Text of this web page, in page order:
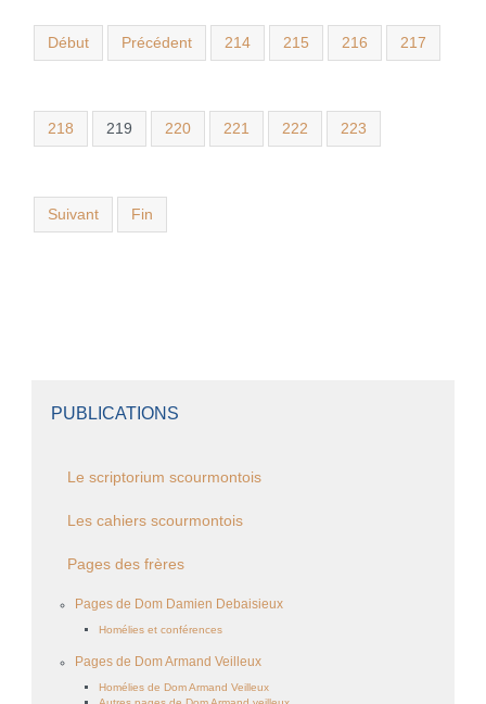
Début Précédent 214 215 216 217
218 219 220 221 222 223
Suivant Fin
PUBLICATIONS
Le scriptorium scourmontois
Les cahiers scourmontois
Pages des frères
Pages de Dom Damien Debaisieux
Homélies et conférences
Pages de Dom Armand Veilleux
Homélies de Dom Armand Veilleux